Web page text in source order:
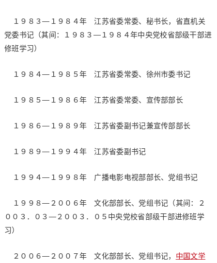
１９８３—１９８４年 江苏省委常委、秘书长，省直机关
党委书记（其间：１９８３—１９８４年中央党校省部级干部进
修班学习）
１９８４—１９８５年 江苏省委常委、徐州市委书记
１９８５—１９８６年 江苏省委常委、宣传部部长
１９８６—１９８９年 江苏省委副书记兼宣传部部长
１９８９—１９９４年 江苏省委副书记
１９９４—１９９８年 广播电影电视部部长、党组书记
１９９８—２００６年 文化部部长、党组书记（其间：２
００３．０３—２００３．０５中央党校省部级干部进修班学
习）
２００６—２００７年 文化部部长、党组书记， 中国文学